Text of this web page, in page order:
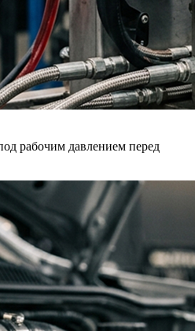
рабочим давлением перед